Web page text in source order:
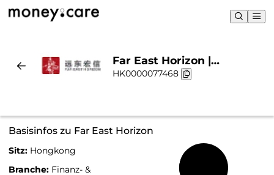
Far East Horizon |
Nachhaltigkeit & Chart
HK0000077468
Basisinfos zu Far East Horizon
Sitz: Hongkong
Branche: Finanz- &